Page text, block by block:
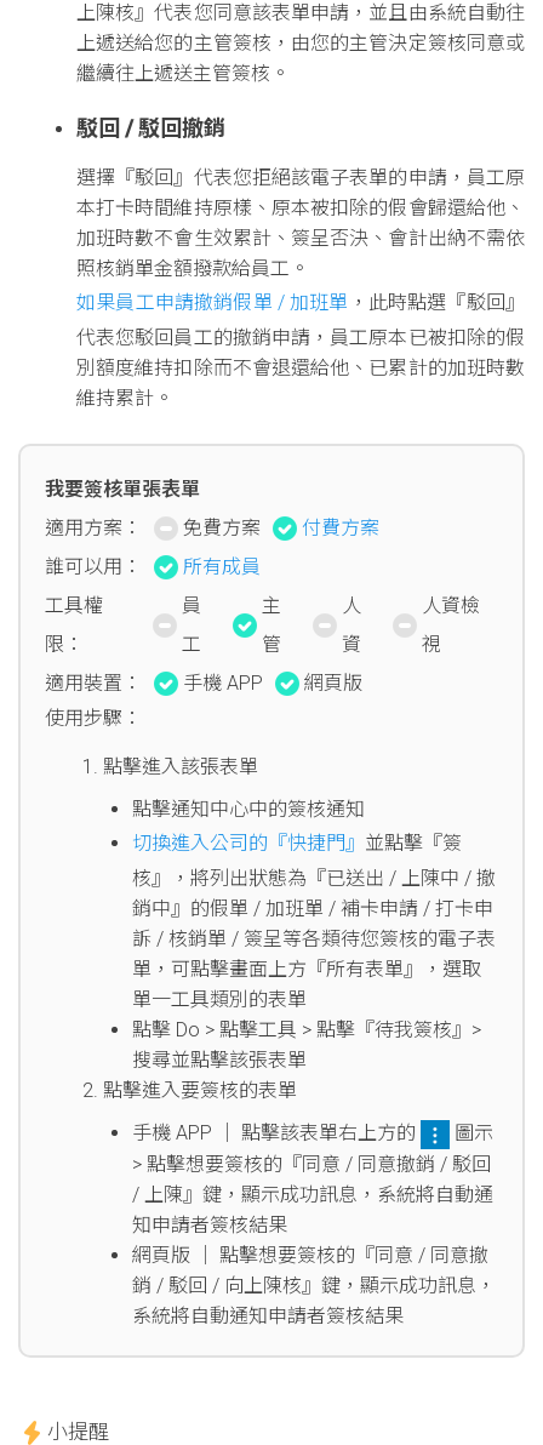
上陳核』代表您同意該表單申請，並且由系統自動往
上遞送給您的主管簽核，由您的主管決定簽核同意或
繼續往上遞送主管簽核。
駁回 / 駁回撤銷
選擇『駁回』代表您拒絕該電子表單的申請，員工原
本打卡時間維持原樣、原本被扣除的假會歸還給他、
加班時數不會生效累計、簽呈否決、會計出納不需依
照核銷單金額撥款給員工。
如果員工申請撤銷假單 / 加班單 ，此時點選『駁回』
代表您駁回員工的撤銷申請，員工原本已被扣除的假
別額度維持扣除而不會退還給他、已累計的加班時數
維持累計。
我要簽核單張表單
適用方案：
免費方案
付費方案
誰可以用：
所有成員
工具權
限：
員
工
主
管
人
資
人資檢
視
適用裝置：
手機 APP
網頁版
使用步驟：
點擊進入該張表單
點擊通知中心中的簽核通知
切換進入公司的『快捷門』 並點擊『簽
核』，將列出狀態為『已送出 / 上陳中 / 撤
銷中』的假單 / 加班單 / 補卡申請 / 打卡申
訴 / 核銷單 / 簽呈等各類待您簽核的電子表
單，可點擊畫面上方『所有表單』，選取
單一工具類別的表單
點擊 Do > 點擊工具 > 點擊『待我簽核』>
搜尋並點擊該張表單
點擊進入要簽核的表單
手機 APP │ 點擊該表單右上方的
圖示
> 點擊想要簽核的『同意 / 同意撤銷 / 駁回
/ 上陳』鍵，顯示成功訊息，系統將自動通
知申請者簽核結果
網頁版 │ 點擊想要簽核的『同意 / 同意撤
銷 / 駁回 / 向上陳核』鍵，顯示成功訊息，
系統將自動通知申請者簽核結果
小提醒